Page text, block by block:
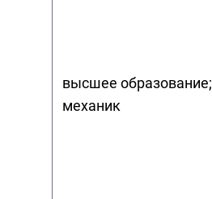
высшее образование;
механик